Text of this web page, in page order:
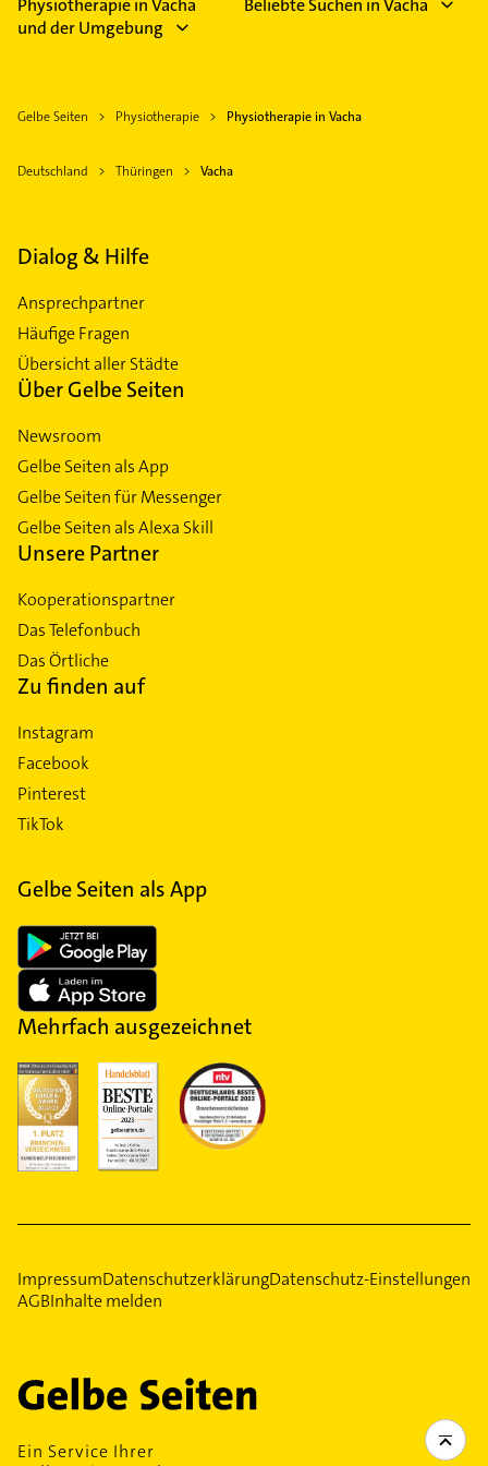
Physiotherapie in Vacha
und der Umgebung
Beliebte Suchen in Vacha
Gelbe Seiten Physiotherapie Physiotherapie in Vacha
Deutschland Thüringen Vacha
Dialog & Hilfe
Ansprechpartner
Häufige Fragen
Übersicht aller Städte
Über Gelbe Seiten
Newsroom
Gelbe Seiten als App
Gelbe Seiten für Messenger
Gelbe Seiten als Alexa Skill
Unsere Partner
Kooperationspartner
Das Telefonbuch
Das Örtliche
Zu finden auf
Instagram
Facebook
Pinterest
TikTok
Gelbe Seiten als App
Mehrfach ausgezeichnet
ImpressumDatenschutzerklärungDatenschutz-Einstellungen
AGBInhalte melden
Ein Service Ihrer